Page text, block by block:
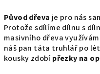
Původ dřeva je pro nás
Protože sdílíme dílnu s
masivního dřeva
náš pan táta truhlář po
kousky zdobípřezky na